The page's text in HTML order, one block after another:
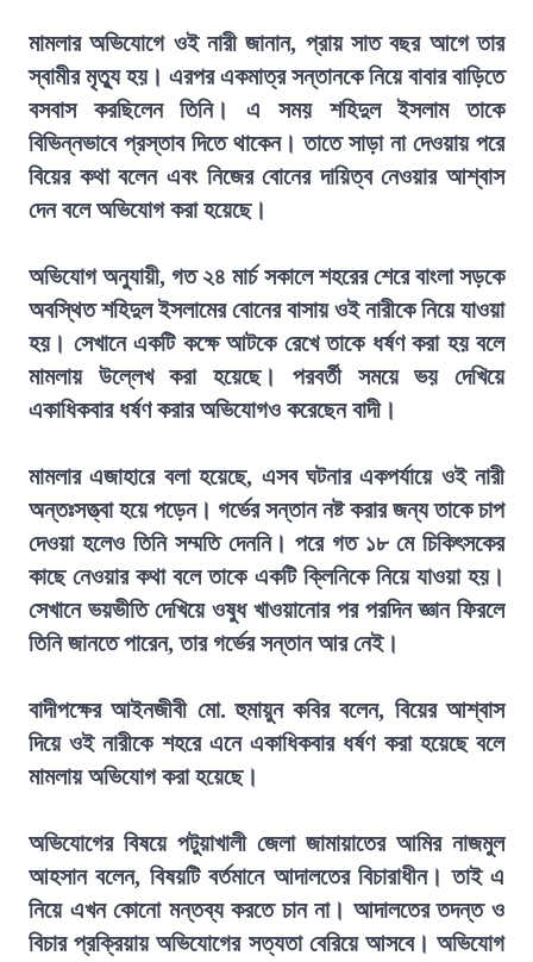
মামলার অভিযোগে ওই নারী জানান, প্রায় সাত বছর আগে তার
স্বামীর মৃত্যু হয়। এরপর একমাত্র সন্তানকে নিয়ে বাবার বাড়িতে
বসবাস করছিলেন তিনি। এ সময় শহিদুল ইসলাম তাকে
বিভিন্নভাবে প্রস্তাব দিতে থাকেন। তাতে সাড়া না দেওয়ায় পরে
বিয়ের কথা বলেন এবং নিজের বোনের দায়িত্ব নেওয়ার আশ্বাস
দেন বলে অভিযোগ করা হয়েছে।
অভিযোগ অনুযায়ী, গত ২৪ মার্চ সকালে শহরের শেরে বাংলা সড়কে
অবস্থিত শহিদুল ইসলামের বোনের বাসায় ওই নারীকে নিয়ে যাওয়া
হয়। সেখানে একটি কক্ষে আটকে রেখে তাকে ধর্ষণ করা হয় বলে
মামলায় উল্লেখ করা হয়েছে। পরবর্তী সময়ে ভয় দেখিয়ে
একাধিকবার ধর্ষণ করার অভিযোগও করেছেন বাদী।
মামলার এজাহারে বলা হয়েছে, এসব ঘটনার একপর্যায়ে ওই নারী
অন্তঃসত্ত্বা হয়ে পড়েন। গর্ভের সন্তান নষ্ট করার জন্য তাকে চাপ
দেওয়া হলেও তিনি সম্মতি দেননি। পরে গত ১৮ মে চিকিৎসকের
কাছে নেওয়ার কথা বলে তাকে একটি ক্লিনিকে নিয়ে যাওয়া হয়।
সেখানে ভয়ভীতি দেখিয়ে ওষুধ খাওয়ানোর পর পরদিন জ্ঞান ফিরলে
তিনি জানতে পারেন, তার গর্ভের সন্তান আর নেই।
বাদীপক্ষের আইনজীবী মো. হুমায়ুন কবির বলেন, বিয়ের আশ্বাস
দিয়ে ওই নারীকে শহরে এনে একাধিকবার ধর্ষণ করা হয়েছে বলে
মামলায় অভিযোগ করা হয়েছে।
অভিযোগের বিষয়ে পটুয়াখালী জেলা জামায়াতের আমির নাজমুল
আহসান বলেন, বিষয়টি বর্তমানে আদালতের বিচারাধীন। তাই এ
নিয়ে এখন কোনো মন্তব্য করতে চান না। আদালতের তদন্ত ও
বিচার প্রক্রিয়ায় অভিযোগের সত্যতা বেরিয়ে আসবে। অভিযোগ